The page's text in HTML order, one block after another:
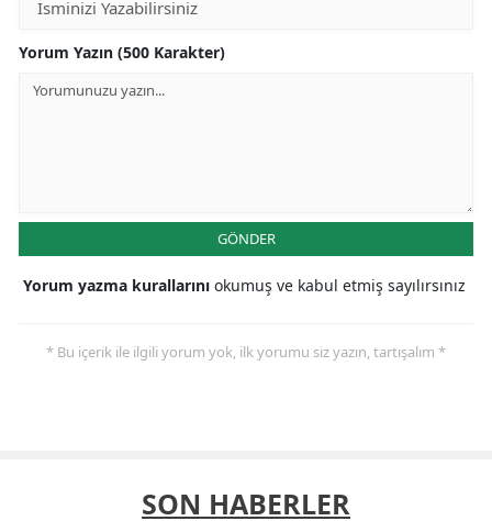
Yorum Yazın (500 Karakter)
GÖNDER
Yorum yazma kurallarını okumuş ve kabul etmiş sayılırsınız
* Bu içerik ile ilgili yorum yok, ilk yorumu siz yazın, tartışalım *
SON HABERLER